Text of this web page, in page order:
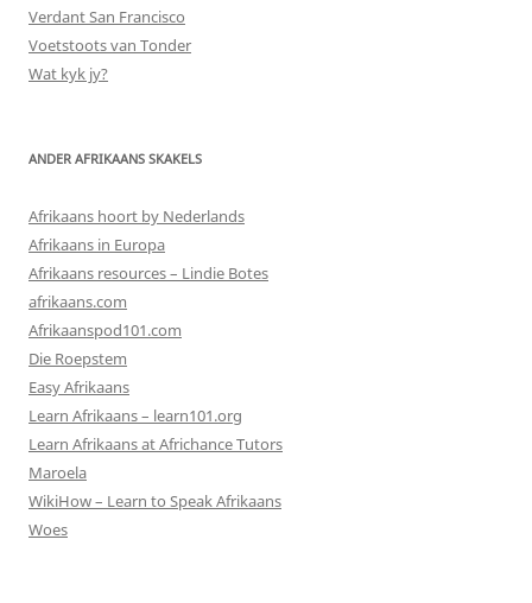
Verdant San Francisco
Voetstoots van Tonder
Wat kyk jy?
ANDER AFRIKAANS SKAKELS
Afrikaans hoort by Nederlands
Afrikaans in Europa
Afrikaans resources – Lindie Botes
afrikaans.com
Afrikaanspod101.com
Die Roepstem
Easy Afrikaans
Learn Afrikaans – learn101.org
Learn Afrikaans at Africhance Tutors
Maroela
WikiHow – Learn to Speak Afrikaans
Woes